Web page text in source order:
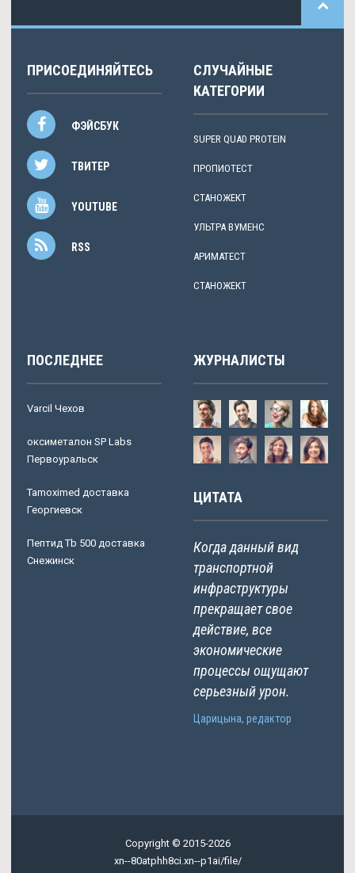
ПРИСОЕДИНЯЙТЕСЬ
ФЭЙСБУК
ТВИТЕР
YOUTUBE
RSS
СЛУЧАЙНЫЕ
КАТЕГОРИИ
SUPER QUAD PROTEIN
ПРОПИОТЕСТ
СТАНОЖЕКТ
УЛЬТРА ВУМЕНС
АРИМАТЕСТ
СТАНОЖЕКТ
ПОСЛЕДНЕЕ
Varcil Чехов
оксиметалон SP Labs
Первоуральск
Tamoximed доставка
Георгиевск
Пептид Tb 500 доставка
Снежинск
ЖУРНАЛИСТЫ
ЦИТАТА
Когда данный вид
транспортной
инфраструктуры
прекращает свое
действие, все
экономические
процессы ощущают
серьезный урон.
Царицына, редактор
Copyright © 2015-2026
xn--80atphh8ci.xn--p1ai/file/